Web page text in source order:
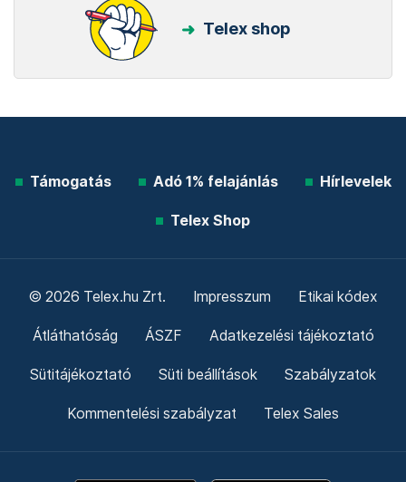
Telex shop
Támogatás Adó 1% felajánlás Hírlevelek
Telex Shop
© 2026 Telex.hu Zrt. Impresszum Etikai kódex
Átláthatóság ÁSZF Adatkezelési tájékoztató
Sütitájékoztató Süti beállítások Szabályzatok
Kommentelési szabályzat Telex Sales